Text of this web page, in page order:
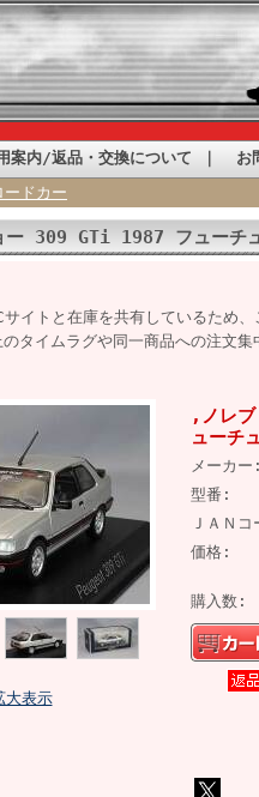
案内/返品・交換について お
ドカー
309 GTi 1987 フューチュ
イトと在庫を共有しているため
タイムラグや同一商品への注文集
大表示
,ノレ
ューチ
メーカー:
型番:
ＪＡＮ
価格:
購入数: